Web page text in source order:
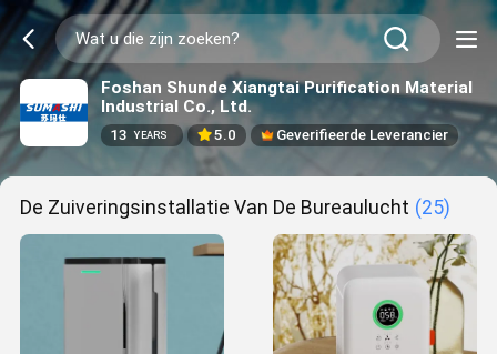
Foshan Shunde Xiangtai Purification Material
Industrial Co., Ltd.
13 YEARS 5.0 Geverifieerde Leverancier
De Zuiveringsinstallatie Van De Bureaulucht (25)